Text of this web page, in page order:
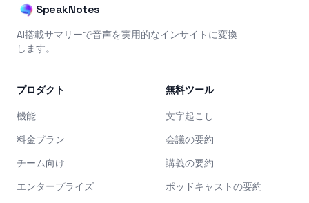
SpeakNotes
AI搭載サマリーで音声を実用的なインサイトに変換
します。
プロダクト
機能
料金プラン
チーム向け
エンタープライズ
無料ツール
文字起こし
会議の要約
講義の要約
ポッドキャストの要約